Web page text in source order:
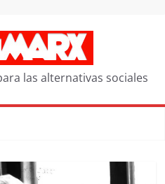
las alternativas sociales